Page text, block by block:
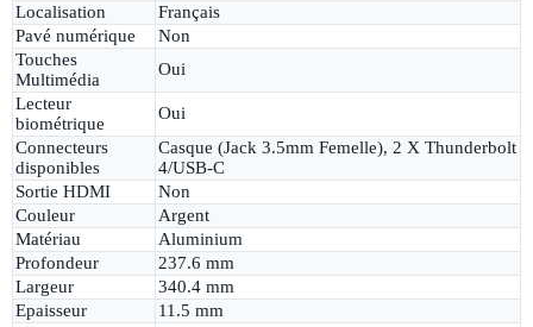
Localisation
Français
Pavé numérique
Non
Touches
Multimédia
Oui
Lecteur
biométrique
Oui
Connecteurs
disponibles
Casque (Jack 3.5mm Femelle), 2 X Thunderbolt
4/USB-C
Sortie HDMI
Non
Couleur
Argent
Matériau
Aluminium
Profondeur
237.6 mm
Largeur
340.4 mm
Epaisseur
11.5 mm